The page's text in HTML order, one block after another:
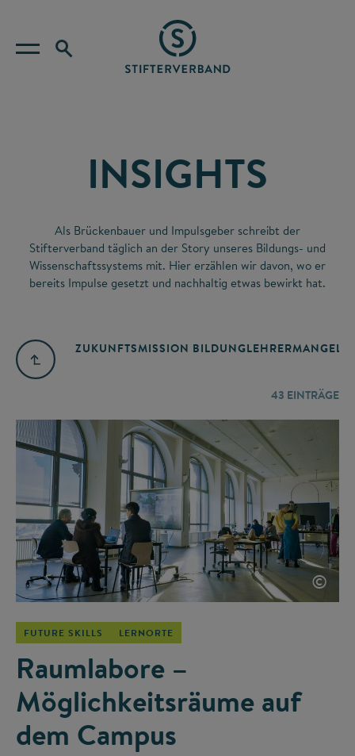
INSIGHTS
Als Brückenbauer und Impulsgeber schreibt der
Stifterverband täglich an der Story unseres Bildungs- und
Wissenschaftssystems mit. Hier erzählen wir davon, wo er
bereits Impulse gesetzt und nachhaltig etwas bewirkt hat.
ZUKUNFTSMISSION BILDUNGLEHRERMANGEL
43 EINTRÄGE
©
FUTURE SKILLS LERNORTE
Raumlabore –
Möglichkeitsräume auf
dem Campus